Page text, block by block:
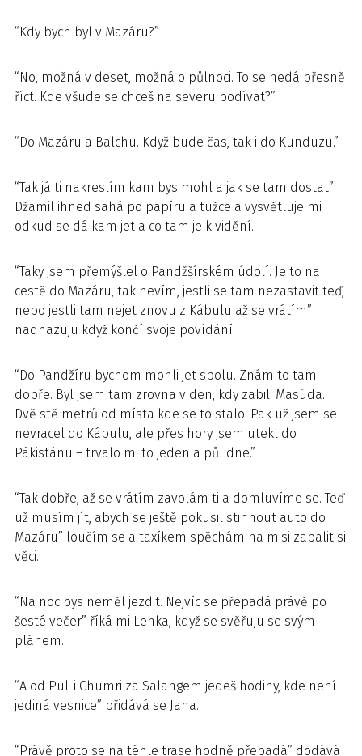
“Kdy bych byl v Mazáru?”
“No, možná v deset, možná o půlnoci. To se nedá přesně
říct. Kde všude se chceš na severu podívat?”
“Do Mazáru a Balchu. Když bude čas, tak i do Kunduzu.”
“Tak já ti nakreslím kam bys mohl a jak se tam dostat”
Džamil ihned sahá po papíru a tužce a vysvětluje mi
odkud se dá kam jet a co tam je k vidění.
“Taky jsem přemýšlel o Pandžšírském údolí. Je to na
cestě do Mazáru, tak nevím, jestli se tam nezastavit teď,
nebo jestli tam nejet znovu z Kábulu až se vrátím”
nadhazuju když končí svoje povídání.
“Do Pandžíru bychom mohli jet spolu. Znám to tam
dobře. Byl jsem tam zrovna v den, kdy zabili Masúda.
Dvě stě metrů od místa kde se to stalo. Pak už jsem se
nevracel do Kábulu, ale přes hory jsem utekl do
Pákistánu – trvalo mi to jeden a půl dne.”
“Tak dobře, až se vrátím zavolám ti a domluvíme se. Teď
už musím jít, abych se ještě pokusil stihnout auto do
Mazáru” loučím se a taxíkem spěchám na misi zabalit si
věci.
“Na noc bys neměl jezdit. Nejvíc se přepadá právě po
šesté večer” říká mi Lenka, když se svěřuju se svým
plánem.
“A od Pul-i Chumri za Salangem jedeš hodiny, kde není
jediná vesnice” přidává se Jana.
“Právě proto se na téhle trase hodně přepadá” dodává